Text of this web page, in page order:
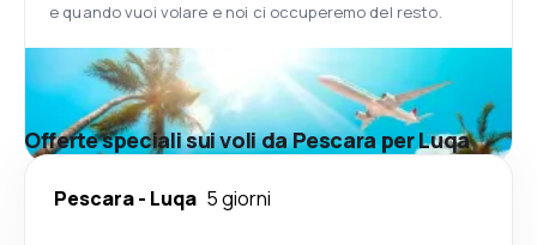
e quando vuoi volare e noi ci occuperemo del resto.
Offerte speciali sui voli da Pescara per Luqa
Pescara- Luqa 5 giorni